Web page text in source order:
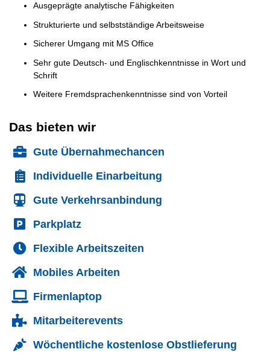
Ausgeprägte analytische Fähigkeiten
Strukturierte und selbstständige Arbeitsweise
Sicherer Umgang mit MS Office
Sehr gute Deutsch- und Englischkenntnisse in Wort und
Schrift
Weitere Fremdsprachenkenntnisse sind von Vorteil
Das bieten wir
Gute Übernahmechancen
Individuelle Einarbeitung
Gute Verkehrsanbindung
Parkplatz
Flexible Arbeitszeiten
Mobiles Arbeiten
Firmenlaptop
Mitarbeiterevents
Wöchentliche kostenlose Obstlieferung